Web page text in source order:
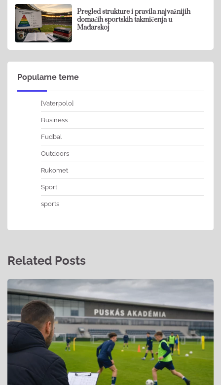
Pregled strukture i pravila najvažnijih
domaćih sportskih takmičenja u
Mađarskoj
Popularne teme
[Vaterpolo]
Business
Fudbal
Outdoors
Rukomet
Sport
sports
Related Posts